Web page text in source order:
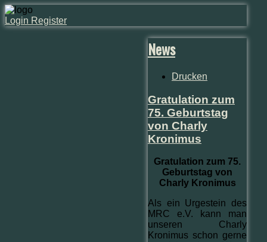
Login Register
News
Drucken
Gratulation zum
75. Geburtstag
von Charly
Kronimus
Gratulation zum 75.
Geburtstag von
Charly Kronimus
Als ein Urgestein des
MRC e.V. kann man
unseren Charly
Kronimus schon gerne